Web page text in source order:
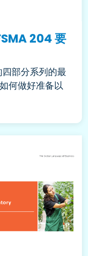
204 要
部分系列的最
何做好准备以